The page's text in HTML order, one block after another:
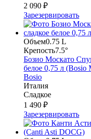
2 090 ₽
Зарезервировать
Объем0.75 L
Крепость7.5°
Бозио Москато
белое 0,75 л (Bosio
Bosio
Италия
Сладкое
1 490 ₽
Зарезервировать